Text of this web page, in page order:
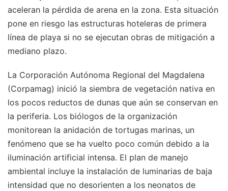
aceleran la pérdida de arena en la zona. Esta situación
pone en riesgo las estructuras hoteleras de primera
línea de playa si no se ejecutan obras de mitigación a
mediano plazo.
La Corporación Autónoma Regional del Magdalena
(Corpamag) inició la siembra de vegetación nativa en
los pocos reductos de dunas que aún se conservan en
la periferia. Los biólogos de la organización
monitorean la anidación de tortugas marinas, un
fenómeno que se ha vuelto poco común debido a la
iluminación artificial intensa. El plan de manejo
ambiental incluye la instalación de luminarias de baja
intensidad que no desorienten a los neonatos de